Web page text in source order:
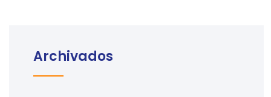
Archivados